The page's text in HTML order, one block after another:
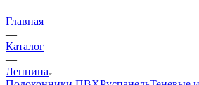
Главная
—
Каталог
—
Лепнина